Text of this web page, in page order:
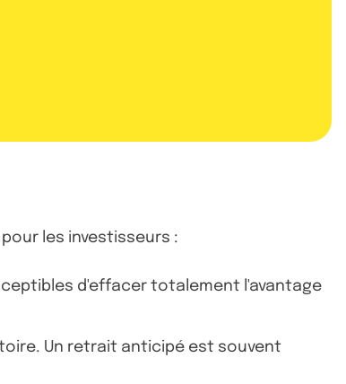
les investisseurs :
d'effacer totalement l'avantage
Un retrait anticipé est souvent